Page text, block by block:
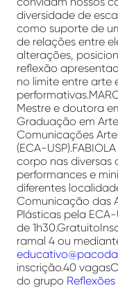
diversidade de
como suporte de
de relações entre
alterações,
reflexão
no limite entre arte
Mestre e doutora
Graduação em
Comunicações
(ECA-
corpo nas diversas
performances e
diferentes
Comunicação das
Plásticas pela
de
ramal 4 ou
inscrição.40
do grupo